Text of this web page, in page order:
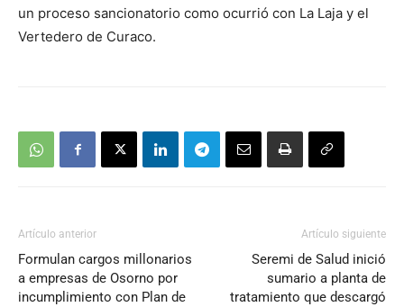
un proceso sancionatorio como ocurrió con La Laja y el
Vertedero de Curaco.
Artículo anterior
Formulan cargos millonarios
a empresas de Osorno por
incumplimiento con Plan de
Artículo siguiente
Seremi de Salud inició
sumario a planta de
tratamiento que descargó